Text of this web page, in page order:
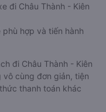
đi Châu Thành - Kiên
hợp và tiến hành
đi Châu Thành - Kiên
vô cùng đơn giản, tiện
thanh toán khác